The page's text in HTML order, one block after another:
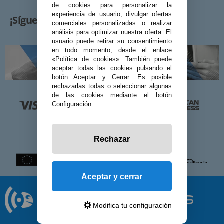
¡Síguenos!
de cookies para personalizar la
experiencia de usuario, divulgar ofertas
comerciales personalizadas o realizar
análisis para optimizar nuestra oferta. El
usuario puede retirar su consentimiento
en todo momento, desde el enlace
«Política de cookies». También puede
aceptar todas las cookies pulsando el
botón Aceptar y Cerrar. Es posible
rechazarlas todas o seleccionar algunas
de las cookies mediante el botón
Configuración.
Rechazar
Aceptar y cerrar
Modifica tu configuración